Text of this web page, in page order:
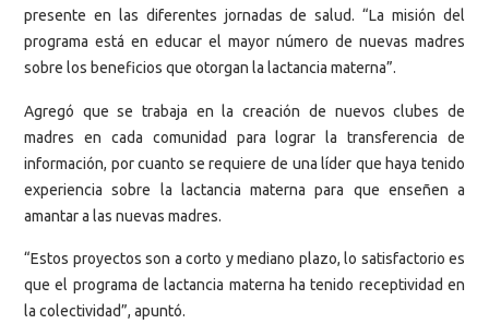
presente en las diferentes jornadas de salud. “La misión del
programa está en educar el mayor número de nuevas madres
sobre los beneficios que otorgan la lactancia materna”.
Agregó que se trabaja en la creación de nuevos clubes de
madres en cada comunidad para lograr la transferencia de
información, por cuanto se requiere de una líder que haya tenido
experiencia sobre la lactancia materna para que enseñen a
amantar a las nuevas madres.
“Estos proyectos son a corto y mediano plazo, lo satisfactorio es
que el programa de lactancia materna ha tenido receptividad en
la colectividad”, apuntó.